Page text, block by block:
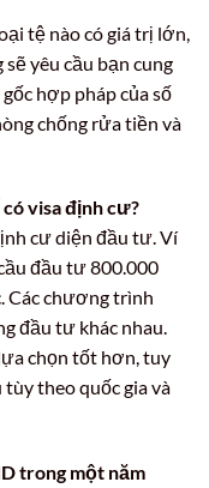
tệ nào có giá trị lớn,
sẽ yêu cầu bạn cung
hợp pháp của số
chống rửa tiền và
visa định cư?
cư diện đầu tư. Ví
đầu tư 800.000
Các chương trình
đầu tư khác nhau.
chọn tốt hơn, tuy
tùy theo quốc gia và
trong một năm